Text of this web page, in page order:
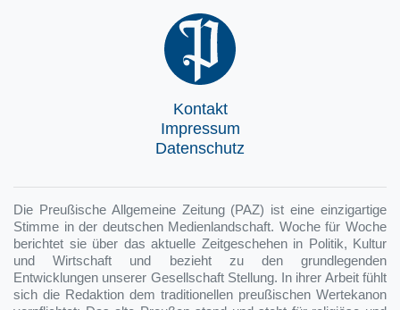
Kontakt
Impressum
Datenschutz
Die Preußische Allgemeine Zeitung (PAZ) ist eine einzigartige
Stimme in der deutschen Medienlandschaft. Woche für Woche
berichtet sie über das aktuelle Zeitgeschehen in Politik, Kultur
und Wirtschaft und bezieht zu den grundlegenden
Entwicklungen unserer Gesellschaft Stellung. In ihrer Arbeit fühlt
sich die Redaktion dem traditionellen preußischen Wertekanon